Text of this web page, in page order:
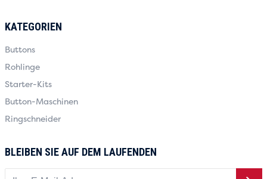
KATEGORIEN
Buttons
Rohlinge
Starter-Kits
Button-Maschinen
Ringschneider
BLEIBEN SIE AUF DEM LAUFENDEN